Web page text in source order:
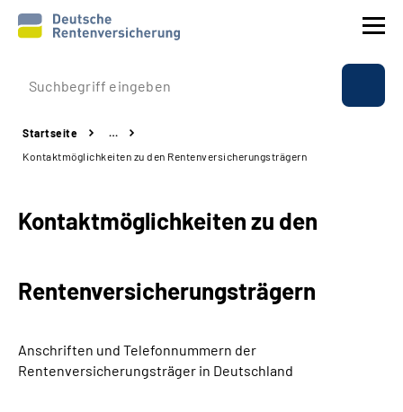
Prävention
Reha
Experten
Über uns & Presse
Startseite
…
Kontaktmöglichkeiten zu den Rentenversicherungsträgern
Kontaktmöglichkeiten zu den
Rentenversicherungsträgern
Anschriften und Telefonnummern der
Rentenversicherungsträger in Deutschland